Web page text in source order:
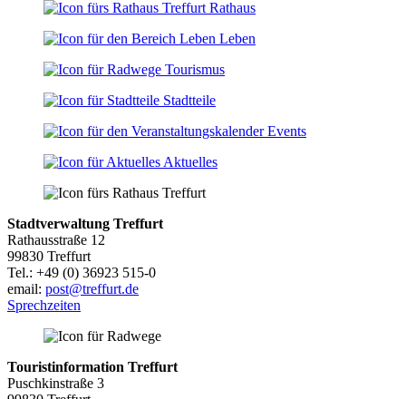
Rathaus
Leben
Tourismus
Stadtteile
Events
Aktuelles
Stadtverwaltung Treffurt
Rathausstraße 12
99830 Treffurt
Tel.: +49 (0) 36923 515-0
email: post@treffurt.de
Sprechzeiten
Touristinformation Treffurt
Puschkinstraße 3